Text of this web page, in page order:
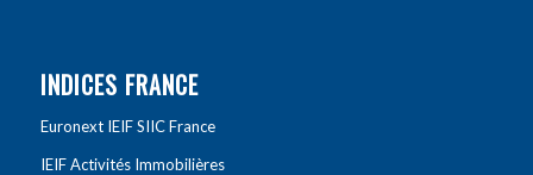
INDICES FRANCE
Euronext IEIF SIIC France
IEIF Activités Immobilières